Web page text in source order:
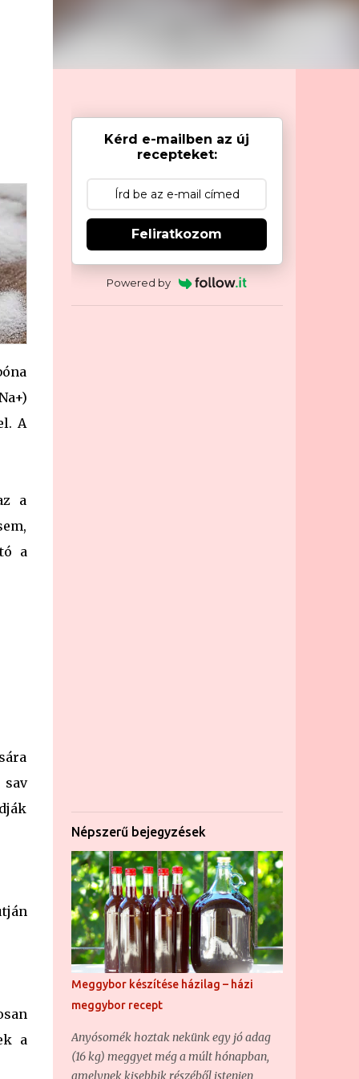
A
a
a
sav
a
Kérd e-mailben az új
recepteket:
Feliratkozom
Powered by
Népszerű bejegyzések
Meggybor készítése házilag – házi
meggybor recept
Anyósomék hoztak nekünk egy jó adag
(16 kg) meggyet még a múlt hónapban,
amelynek kisebbik részéből istenien